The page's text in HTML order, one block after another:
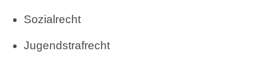
Sozialrecht
Jugendstrafrecht